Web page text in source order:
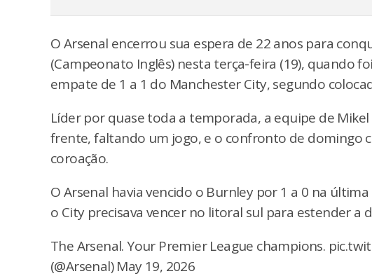
O Arsenal encerrou sua espera de 22 anos para
(Campeonato Inglês) nesta terça-feira (19), quando
empate de 1 a 1 do Manchester City, segundo
Líder por quase toda a temporada, a equipe de
frente, faltando um jogo, e o confronto de domingo
coroação.
O Arsenal havia vencido o Burnley por 1 a 0 na
o City precisava vencer no litoral sul para estender a
The Arsenal. Your Premier League champions.
(@Arsenal) May 19, 2026